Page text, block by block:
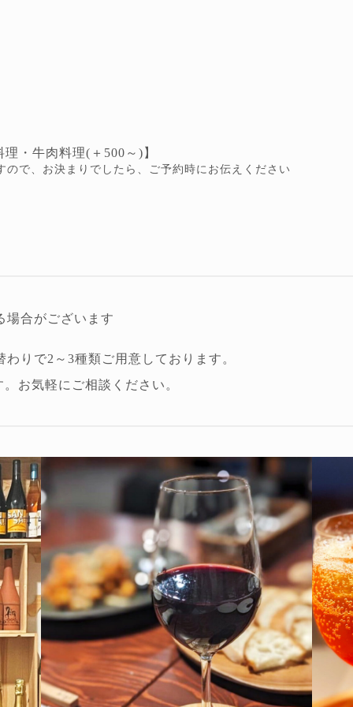
・牛肉料理(＋500～)】
で、お決まりでしたら、ご予約時にお伝えください
合がございます
りで2～3種類ご用意しております。
お気軽にご相談ください。